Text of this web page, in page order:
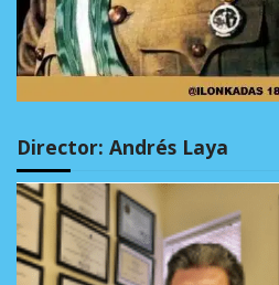
Director: Andrés Laya